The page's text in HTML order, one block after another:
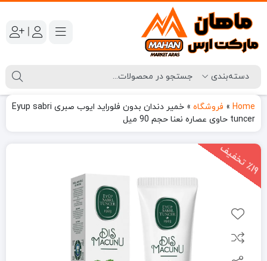
|
Home
» فروشگاه »
خمیر دندان بدون فلوراید ایوب صبری Eyup sabri
tuncer حاوی عصاره نعنا حجم 90 میل
٪1
9
ت
خ
ف
یف